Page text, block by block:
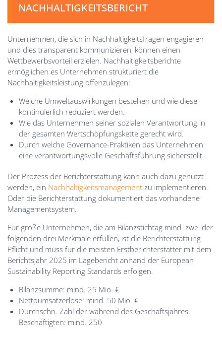
NACHHALTIGKEITSBERICHT
Unternehmen, die sich in Nachhaltigkeitsfragen engagieren
und dies transparent kommunizieren, können einen
Wettbewerbsvorteil erzielen. Nachhaltigkeitsberichte
ermöglichen es Unternehmen strukturiert die
Nachhaltigkeitsleistung offenzulegen:
Welche Umweltauswirkungen bestehen und wie diese
kontinuierlich reduziert werden.
Wie das Unternehmen seiner sozialen Verantwortung in
der gesamten Wertschöpfungskette gerecht wird.
Durch welche Governance-Praktiken das Unternehmen
eine verantwortungsvolle Geschäftsführung sicherstellt.
Der Prozess der Berichterstattung kann auch dazu genutzt
werden, ein Nachhaltigkeitsmanagement zu implementieren.
Oder die Berichterstattung dokumentiert das vorhandene
Managementsystem.
Für große Unternehmen, die am Bilanzstichtag mind. zwei der
folgenden drei Merkmale erfüllen, ist die Berichterstattung
Pflicht und muss für die meisten Erstberichterstatter mit dem
Berichtsjahr 2025 im Lagebericht anhand der European
Sustainability Reporting Standards erfolgen.
Bilanzsumme: mind. 25 Mio. €
Nettoumsatzerlöse: mind. 50 Mio. €
Durchschn. Zahl der während des Geschäftsjahres
Beschäftigten: mind. 250